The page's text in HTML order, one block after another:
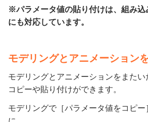
※パラメータ値の貼り付けは、組み込
にも対応しています。
モデリングとアニメーション
モデリングとアニメーションをまた
コピーや貼り付けができます。
モデリングで［パラメータ値をコピ